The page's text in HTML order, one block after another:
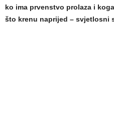
ko ima prvenstvo prolaza i
što krenu naprijed – svjetlosni